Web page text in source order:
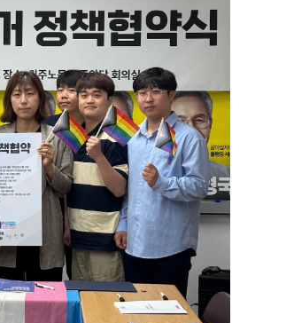
호르무즈 갈등 격화, 트럼프 정치·경제 ..
호르무즈 해협 통행료를 철회한 트럼프
이란, 호르무즈 해협 봉쇄 선택한 배경
트럼프, 이란 압박수단 한계 직면
하마스, 가자 통치권 이양으로 휴전 의지..